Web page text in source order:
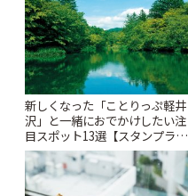
新しくなった「ことりっぷ軽井
沢」と一緒におでかけしたい注
目スポット13選【スタンプラリ
ー開催中】 | ことりっぷ